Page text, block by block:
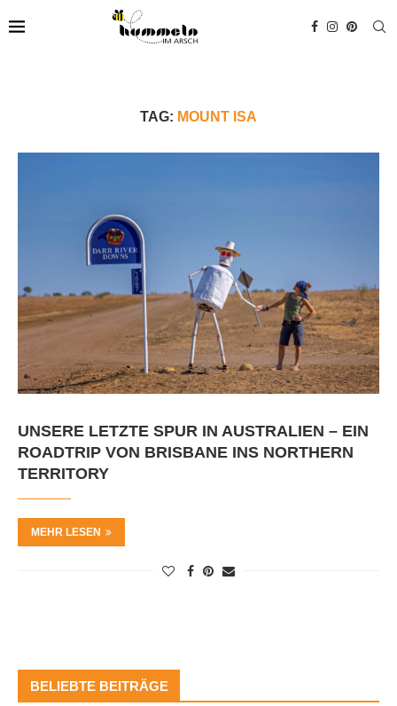
TAG: MOUNT ISA
UNSERE LETZTE SPUR IN AUSTRALIEN – EIN
ROADTRIP VON BRISBANE INS NORTHERN
TERRITORY
MEHR LESEN
BELIEBTE BEITRÄGE